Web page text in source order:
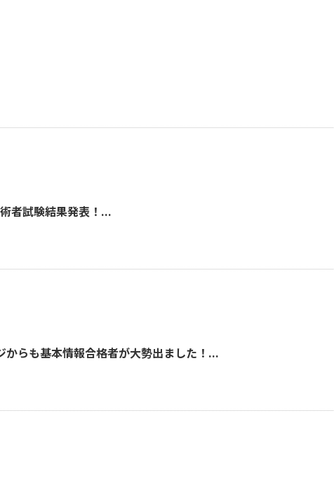
者試験結果発表！...
からも基本情報合格者が大勢出ました！...